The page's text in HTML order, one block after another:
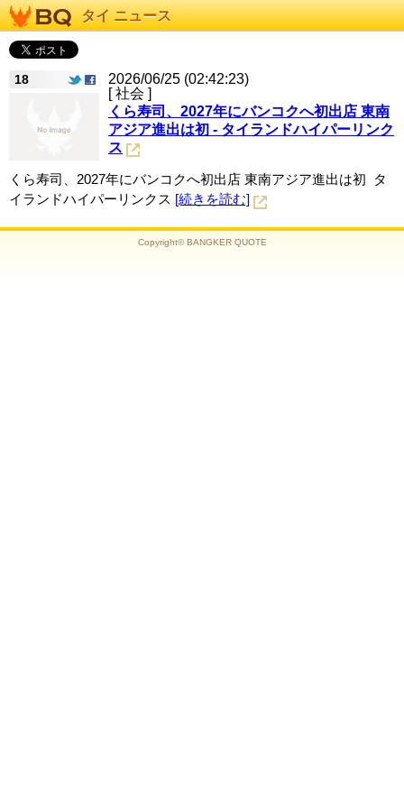
タイ ニュース
18
2026/06/25 (02:42:23)
[ 社会 ]
くら寿司、2027年にバンコクへ初出店 東南
アジア進出は初 - タイランドハイパーリンク
ス
くら寿司、2027年にバンコクへ初出店 東南アジア進出は初 タ
イランドハイパーリンクス [続きを読む]
Copyright© BANGKER QUOTE